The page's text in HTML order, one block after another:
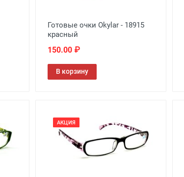
Готовые очки Okylar - 18915
красный
150.00 ₽
В корзину
АКЦИЯ